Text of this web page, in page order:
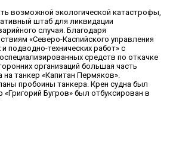
возможной экологической катастрофы,
штаб для ликвидации
случая. Благодаря
«Северо-Каспийского управления
подводно-технических работ» с
средств по откачке
организаций большая часть
на танкер «Капитан Пермяков».
пробоины танкера. Крен судна был
«Григорий Бугров» был отбуксирован в